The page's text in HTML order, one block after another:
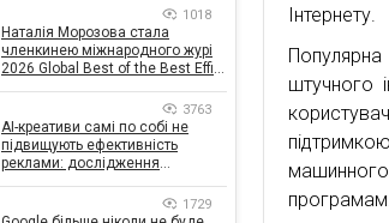
Інтернету.
штучного
1018
Наталія Морозова стала
членкинею міжнародного журі
2026 Global Best of the Best Effie
3763
AI-креативи самі по собі не
підвищують ефективність
реклами: дослідження
впливає на ефективність
кампаній
1729